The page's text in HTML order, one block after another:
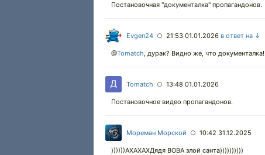
Постановочная "документалка" пропагандонов.
Evgen24 ○ 21:53 01.01.2026 в ответ на ↓
@Tomatch, дурак? Видно же, что документалка!
Tomatch ○ 13:48 01.01.2026
Постановочное видео пропагандонов.
Мореман Морской ○ 10:42 31.12.2025
))))))АХАХАХДядя ВОВА злой санта))))))))))